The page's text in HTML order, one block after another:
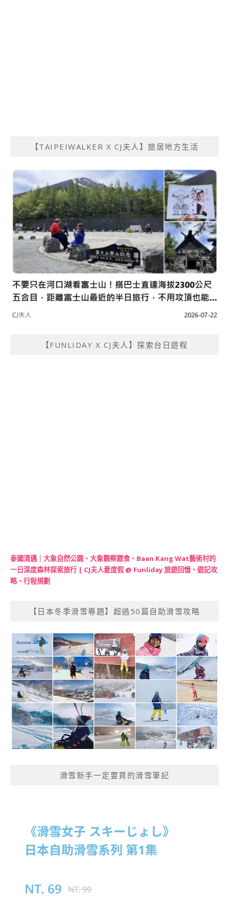
【TAIPEIWALKER X CJ夫人】旅居地方生活
【FUNLIDAY X CJ夫人】探索台日遊程
泰國清邁｜大象自然公園、大象觀察餵食、Baan Kang Wat藝術村的
一日深度森林探索旅行 | CJ夫人愛度假 @ Funliday 旅遊回憶、遊記攻
略、行程規劃
【日本冬季滑雪專題】超過50篇自助滑雪攻略
滑雪新手一定要買的滑雪筆記